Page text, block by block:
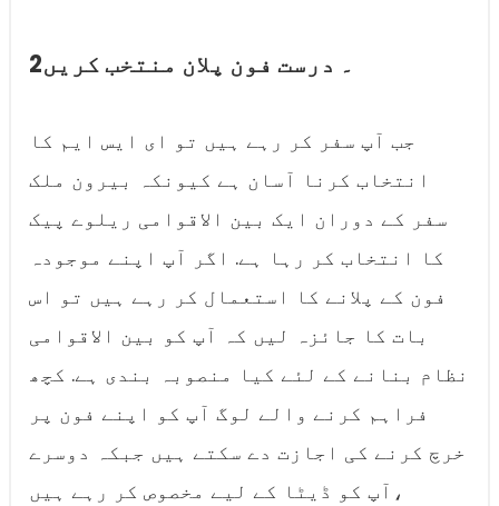
2۔ درست فون پلان منتخب کریں
جب آپ سفر کر رہے ہیں تو ای ایس ایم کا
انتخاب کرنا آسان ہے کیونکہ بیرون ملک
سفر کے دوران ایک بین الاقوامی ریلوے پیک
کا انتخاب کر رہا ہے. اگر آپ اپنے موجودہ
فون کے پلانے کا استعمال کر رہے ہیں تو اس
بات کا جائزہ لیں کہ آپ کو بین الاقوامی
نظام بنانے کے لئے کیا منصوبہ بندی ہے. کچھ
فراہم کرنے والے لوگ آپ کو اپنے فون پر
خرچ کرنے کی اجازت دے سکتے ہیں جبکہ دوسرے
آپ کو ڈیٹا کے لیے مخصوص کر رہے ہیں،